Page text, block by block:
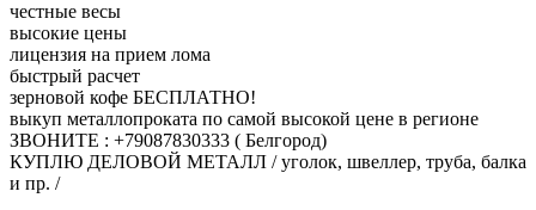
честные весы
высокие цены
лицензия на прием лома
быстрый расчет
зерновой кофе БЕСПЛАТНО!
выкуп металлопроката по самой высокой цене в регионе
ЗВОНИТЕ : +79087830333 ( Белгород)
КУПЛЮ ДЕЛОВОЙ МЕТАЛЛ / уголок, швеллер, труба, балка
и пр. /